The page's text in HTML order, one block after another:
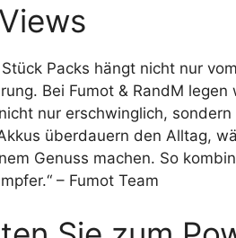
Packs hängt nicht nur
Bei Fumot & RandM
nur erschwinglich,
überdauern den Alltag,
Genuss machen. So
– Fumot Team